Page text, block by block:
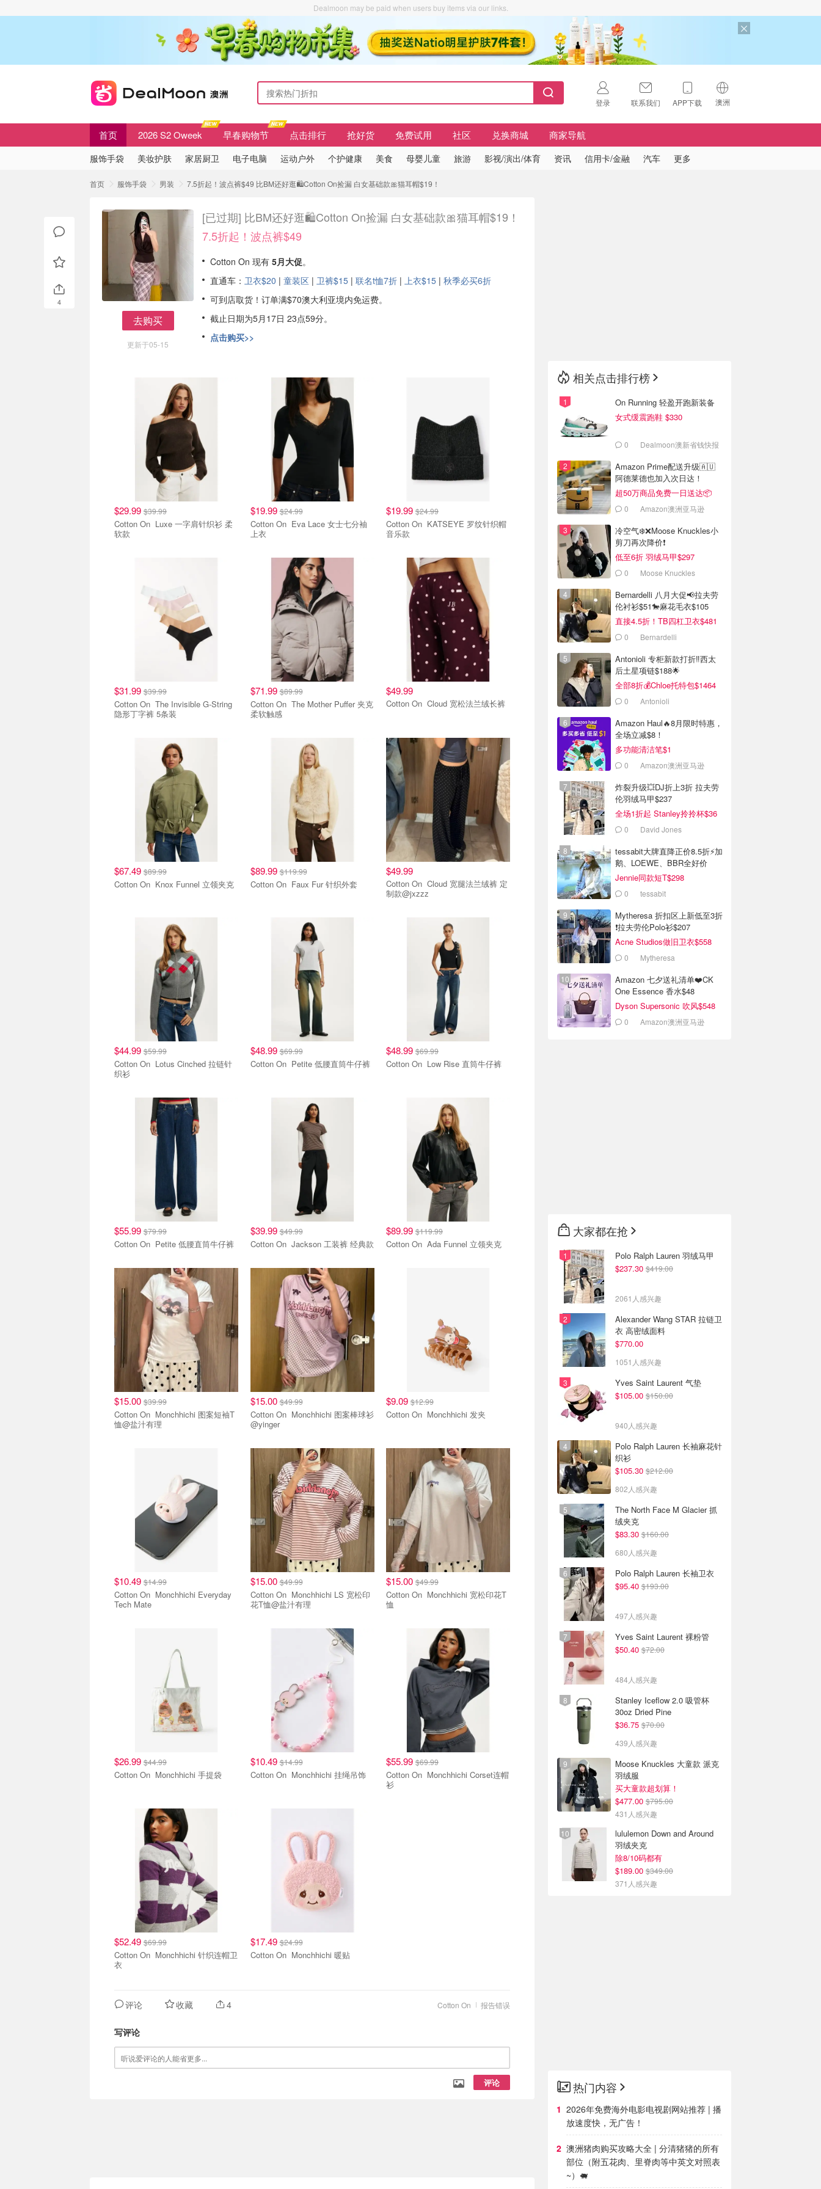
Dealmoon may be paid when users buy items via our links.
登录 联系我们 APP下载 澳洲
🇺🇸
🇨🇳中国
首页 2026 S2 Oweek 早春购物节 点击排行 抢好货 免费试用 社区 兑换商城 商家导航
服饰手袋 美妆护肤 家居厨卫 电子电脑 运动户外 个护健康 美食 母婴儿童 旅游 影视/演出/体育 资讯 信用卡/金融 汽车 更多
首页 服饰手袋 男装 7.5折起！波点裤$49 比BM还好逛🛍️Cotton On捡漏 白女基础款🎀猫耳帽$19！
去购买
更新于05-15
[已过期] 比BM还好逛🛍️Cotton On捡漏 白女基础款🎀猫耳帽$19！
7.5折起！波点裤$49
Cotton On 现有 5月大促。
直通车： 卫衣$20 | 童装区 | 卫裤$15 | 联名t恤7折 | 上衣$15 | 秋季必买6折
可到店取货！订单满$70澳大利亚境内免运费。
截止日期为5月17日 23点59分。
点击购买>>
$29.99 $39.99
Cotton On Luxe 一字肩针织衫 柔
软款
$19.99$24.99
Cotton On Eva Lace 女士七分袖
上衣
$19.99 $24.99
Cotton On KATSEYE 罗纹针织帽
音乐款
$31.99 $39.99
Cotton On The Invisible G-String
隐形丁字裤 5条装
$71.99$89.99
Cotton On The Mother Puffer 夹克
柔软触感
好穿好价
$49.99
Cotton On Cloud 宽松法兰绒长裤
$67.49 $89.99
Cotton On Knox Funnel 立领夹克
$89.99$119.99
Cotton On Faux Fur 针织外套
好穿好价
$49.99
Cotton On Cloud 宽腿法兰绒裤 定
制款@jxzzz
$44.99 $59.99
Cotton On Lotus Cinched 拉链针
织衫
$48.99$69.99
Cotton On Petite 低腰直筒牛仔裤
$48.99 $69.99
Cotton On Low Rise 直筒牛仔裤
$55.99 $79.99
Cotton On Petite 低腰直筒牛仔裤
$39.99$49.99
Cotton On Jackson 工装裤 经典款
$89.99 $119.99
Cotton On Ada Funnel 立领夹克
蒙奇奇联名款
$15.00 $39.99
Cotton On Monchhichi 图案短袖T
恤@盐汁有理
蒙奇奇联名款
$15.00$49.99
Cotton On Monchhichi 图案棒球衫
@yinger
$9.09 $12.99
Cotton On Monchhichi 发夹
$10.49 $14.99
Cotton On Monchhichi Everyday
Tech Mate
蒙奇奇联名款
$15.00$49.99
Cotton On Monchhichi LS 宽松印
花T恤@盐汁有理
$15.00 $49.99
Cotton On Monchhichi 宽松印花T
恤
$26.99 $44.99
Cotton On Monchhichi 手提袋
$10.49$14.99
Cotton On Monchhichi 挂绳吊饰
$55.99 $69.99
Cotton On Monchhichi Corset连帽
衫
蒙奇奇联名款
$52.49 $69.99
Cotton On Monchhichi 针织连帽卫
衣
$17.49$24.99
Cotton On Monchhichi 暖贴
报告错误
Cotton On
评论 收藏 4
写评论
评论
4
相关点击排行榜
On Running 轻盈开跑新装备
女式缓震跑鞋 $330
0 Dealmoon澳新省钱快报
Amazon Prime配送升级🇦🇺
阿德莱德也加入次日达！
超50万商品免费一日送达📦
0 Amazon澳洲亚马逊
冷空气❄️❌️Moose Knuckles小
剪刀再次降价❗️
低至6折 羽绒马甲$297
0 Moose Knuckles
Bernardelli 八月大促📢拉夫劳
伦衬衫$51🐎麻花毛衣$105
直接4.5折！TB四杠卫衣$481
0 Bernardelli
Antonioli 专柜新款打折‼️西太
后土星项链$188🌟
全部8折💰Chloe托特包$1464
0 Antonioli
Amazon Haul🔥8月限时特惠，
全场立减$8！
多功能清洁笔$1
0 Amazon澳洲亚马逊
炸裂升级💥DJ折上3折 拉夫劳
伦羽绒马甲$237
全场1折起 Stanley拎拎杯$36
0 David Jones
tessabit大牌直降正价8.5折⚡加
鹅、LOEWE、BBR全好价
Jennie同款短T$298
0 tessabit
Mytheresa 折扣区上新低至3折
❗拉夫劳伦Polo衫$207
Acne Studios做旧卫衣$558
0 Mytheresa
Amazon 七夕送礼清单❤️CK
One Essence 香水$48
Dyson Supersonic 吹风$548
0 Amazon澳洲亚马逊
大家都在抢
Polo Ralph Lauren 羽绒马甲
$237.30 $419.00
2061人感兴趣
Alexander Wang STAR 拉链卫
衣 高密绒面料
$770.00
1051人感兴趣
Yves Saint Laurent 气垫
$105.00 $150.00
940人感兴趣
Polo Ralph Lauren 长袖麻花针
织衫
$105.30 $212.00
802人感兴趣
The North Face M Glacier 抓
绒夹克
$83.30 $160.00
680人感兴趣
Polo Ralph Lauren 长袖卫衣
$95.40 $193.00
497人感兴趣
Yves Saint Laurent 裸粉管
$50.40 $72.00
484人感兴趣
Stanley Iceflow 2.0 吸管杯
30oz Dried Pine
$36.75 $70.00
439人感兴趣
Moose Knuckles 大童款 派克
羽绒服
买大童款超划算！
$477.00 $795.00
431人感兴趣
lululemon Down and Around
羽绒夹克
除8/10码都有
$189.00 $349.00
371人感兴趣
热门内容
2026年免费海外电影电视剧网站推荐 | 播
放速度快，无广告！
澳洲猪肉购买攻略大全 | 分清猪猪的所有
部位（附五花肉、里脊肉等中英文对照表
~）🐖